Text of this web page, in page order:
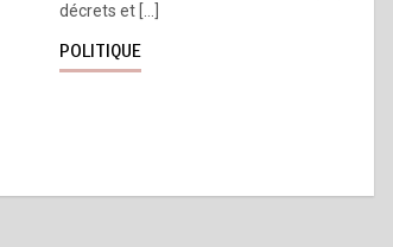
décrets et […]
POLITIQUE